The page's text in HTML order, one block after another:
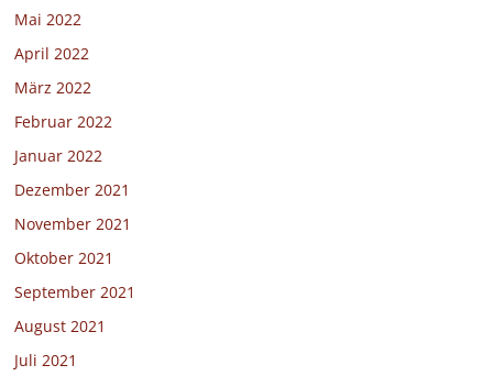
Mai 2022
April 2022
März 2022
Februar 2022
Januar 2022
Dezember 2021
November 2021
Oktober 2021
September 2021
August 2021
Juli 2021